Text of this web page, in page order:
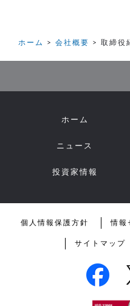
ホーム 会社概要 取締役
ホーム
ニュース
投資家情報
個人情報保護方針 情報
サイトマップ